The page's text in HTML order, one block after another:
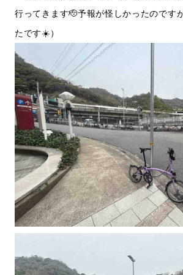
行ってきます🫡予報が怪しかったのです
たです☀️）